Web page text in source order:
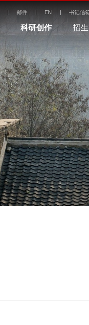
邮件 EN 书记信
科研创作 招